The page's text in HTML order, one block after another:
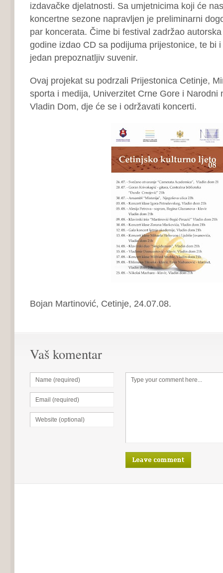
izdavačke djelatnosti. Sa umjetnicima koji će
koncertne sezone napravljen je preliminarni
par koncerata. Čime bi festival zadržao
godine izdao CD sa podijuma prijestonice, te bi
jedan prepoznatljiv suvenir.
Ovaj projekat su podrzali Prijestonica Cetinje,
sporta i medija, Univerzitet Crne Gore i Narodni
Vladin Dom, dje će se i održavati koncerti.
Bojan Martinović, Cetinje, 24.07.08.
Vaš komentar